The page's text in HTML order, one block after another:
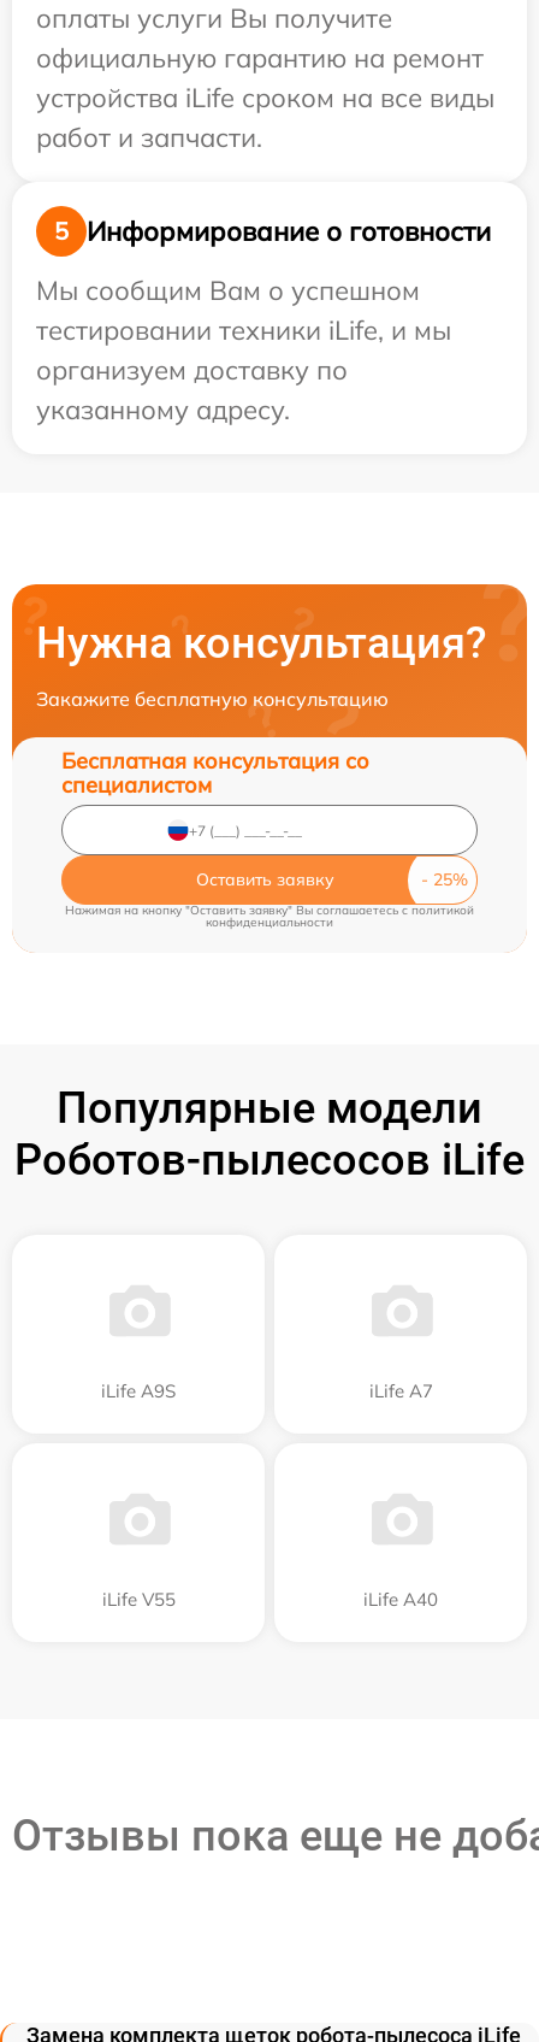
оплаты услуги Вы получите
официальную гарантию на ремонт
устройства iLife сроком на все виды
работ и запчасти.
5
Информирование о готовности
Мы сообщим Вам о успешном
тестировании техники iLife, и мы
организуем доставку по
указанному адресу.
Нужна консультация?
Закажите бесплатную консультацию
Бесплатная консультация со
специалистом
Оставить заявку
Нажимая на кнопку "Оставить заявку" Вы соглашаетесь c политикой
конфиденциальности
Популярные модели
Роботов-пылесосов iLife
iLife A9S iLife A7
iLife V55 iLife A40
Отзывы пока еще не
Замена комплекта щеток робота-пылесоса iLife